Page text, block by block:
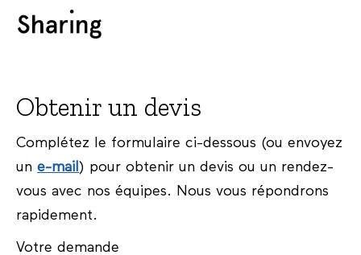
Obtenir un devis
Complétez le formulaire ci-dessous (ou envoyez
une-mail) pour obtenir un devis ou un rendez-
vous avec nos équipes. Nous vous répondrons
rapidement.
Votre demande